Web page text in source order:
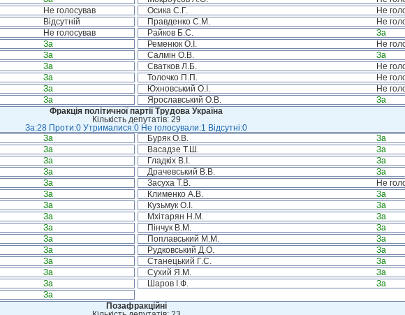
Не голосував Осика С.Г.
Не
Відсутній Правденко С.М.
Не
Не голосував Райков Б.С.
За
За Ременюк О.І.
Не
За Салмін О.В.
За
За Сватков Л.Б.
Не
За Толочко П.П.
Не
За Юхновський О.І.
Не
За Ярославський О.В.
За
Фракція політичної партії Трудова Україна
Кількість депутатів: 29
За:28 Проти:0 Утрималися:0 Не голосували:1 Відсутні:0
За Буряк О.В.
За
За Васадзе Т.Ш.
За
За Гладкіх В.І.
За
За Драчевський В.В.
За
За Засуха Т.В.
Не
За Клименко А.В.
За
За Кузьмук О.І.
За
За Мхітарян Н.М.
За
За Пінчук В.М.
За
За Поплавський М.М.
За
За Рудковський Д.О.
За
За Станецький Г.С.
За
За Сухий Я.М.
За
За Шаров І.Ф.
За
За
Позафракційні